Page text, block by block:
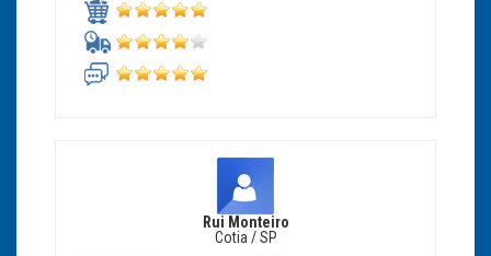
Rui Monteiro
Cotia / SP